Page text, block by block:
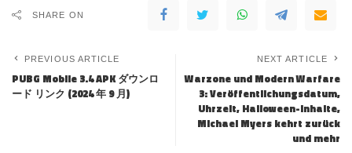
SHARE ON
PREVIOUS ARTICLE
PUBG Mobile 3.4 APK ダウンロ
ード リンク (2024 年 9 月)
NEXT ARTICLE
Warzone und Modern Warfare
3: Veröffentlichungsdatum,
Uhrzeit, Halloween-Inhalte,
Michael Myers kehrt zurück
und mehr